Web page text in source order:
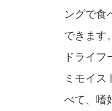
ングで食
できます
ドライ
ミモイス
べて、嗜